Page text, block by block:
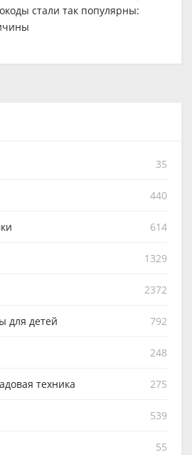
стали так популярны:
35
440
614
1329
2372
для детей 792
248
техника 275
539
55